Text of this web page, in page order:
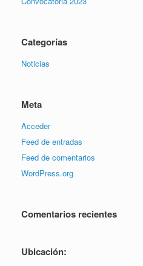
Categorías
Noticias
Meta
Acceder
Feed de entradas
Feed de comentarios
WordPress.org
Comentarios recientes
Ubicación: